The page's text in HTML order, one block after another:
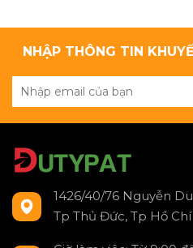
NHẬP THÔNG TIN
1426/40/76 Nguyễn
Tp Thủ Đức, Tp Hồ